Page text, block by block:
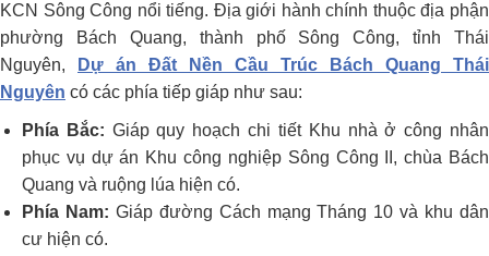
KCN Sông Công nổi tiếng. Địa giới hành chính thuộc địa phận
phường Bách Quang, thành phố Sông Công, tỉnh Thái
Nguyên,
Dự án Đất Nền Cầu Trúc Bách Quang Thái
Nguyên có các phía tiếp giáp như sau:
Phía Bắc: Giáp quy hoạch chi tiết Khu nhà ở công nhân
phục vụ dự án Khu công nghiệp Sông Công II, chùa Bách
Quang và ruộng lúa hiện có.
Phía Nam: Giáp đường Cách mạng Tháng 10 và khu dân
cư hiện có.